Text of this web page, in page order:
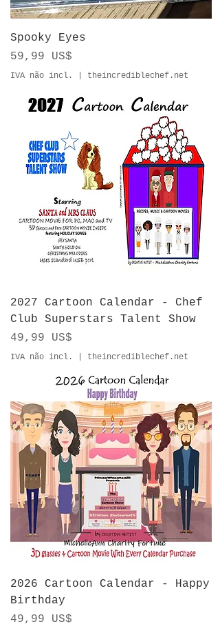
Spooky Eyes
Preço
59,99 US$
IVA não incl. theincrediblechef.net
2027 Cartoon Calendar - Chef
Club Superstars Talent Show
Preço
49,99 US$
IVA não incl. theincrediblechef.net
2026 Cartoon Calendar - Happy
Birthday
Preço
49,99 US$